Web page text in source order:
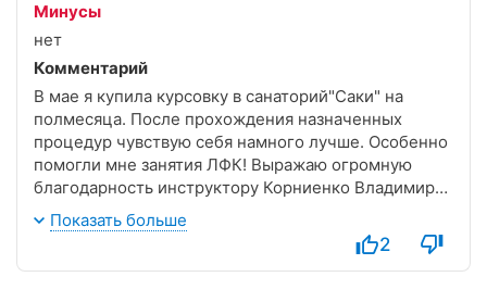
Минусы
нет
Комментарий
В мае я купила курсовку в санаторий"Саки" на
полмесяца. После прохождения назначенных
процедур чувствую себя намного лучше. Особенно
помогли мне занятия ЛФК! Выражаю огромную
благодарность инструктору Корниенко Владимиру
Ивановичу!!! Восхищена его профессионализмом,
умением оценить глубину проблемы и подобрать
оптимальную нагрузку!!! Буквально после второго
занятия скорректировался ТБС!!! Я теперь знаю, в
Показать больше
2